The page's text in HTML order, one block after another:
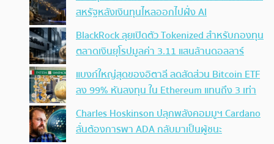
สหรัฐหลังเงินทุนไหลออกไปฝั่ง AI
BlackRock ลุยเปิดตัว Tokenized สำหรับกองทุน
ตลาดเงินยุโรปมูลค่า 3.11 แสนล้านดอลลาร์
แบงก์ใหญ่สุดของอิตาลี ลดสัดส่วน Bitcoin ETF
ลง 99% หันลงทุน ใน Ethereum แทนถึง 3 เท่า
Charles Hoskinson ปลุกพลังคอมมูฯ Cardano
ลั่นต้องการพา ADA กลับมาเป็นผู้ชนะ